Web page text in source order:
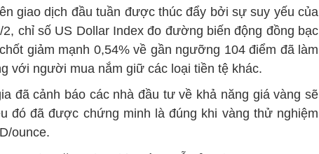
giao dịch đầu tuần được thúc đẩy bởi sự suy yếu của
chỉ số US Dollar Index đo đường biến động đồng bạc
giảm mạnh 0,54% về gần ngưỡng 104 điểm đã làm
với người mua nắm giữ các loại tiền tệ khác.
đã cảnh báo các nhà đầu tư về khả năng giá vàng sẽ
đó đã được chứng minh là đúng khi vàng thử nghiệm
ounce.